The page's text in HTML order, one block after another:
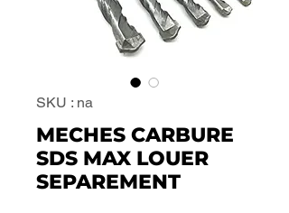
SKU : na
MECHES CARBURE
SDS MAX LOUER
SEPAREMENT